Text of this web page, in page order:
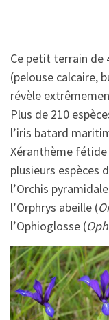
Ce petit terrain de
(pelouse calcaire,
révèle
Plus de 210
l’iris batard
Xéranthème fétide
plusieurs espèces
l’Orchis
l’Orphrys abeille (
l’Ophioglosse (